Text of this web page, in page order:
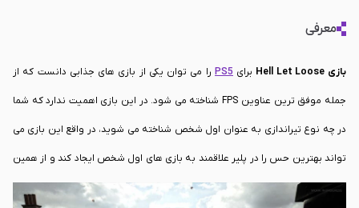
معرفی
بازی Hell Let Loose برای PS5 را می توان یکی از بازی های جذابی دانست که از
جمله موفق ترین عناوین FPS شناخته می شود. در این بازی اهمیت ندارد که شما
در چه نوع تیراندازی به عنوان اول شخص شناخته می شوید، در واقع این بازی می
تواند بهترین حس را در پلیر علاقمند به بازی های اول شخص ایجاد کند و از همین
روی می توان گفت که یکی از بهترین گزینه های پیش رو برای پلیر ها شناخته شود.